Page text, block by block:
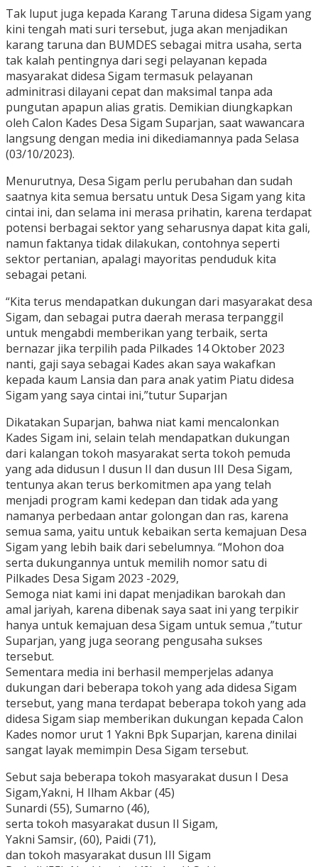
Tak luput juga kepada Karang Taruna didesa Sigam yang
kini tengah mati suri tersebut, juga akan menjadikan
karang taruna dan BUMDES sebagai mitra usaha, serta
tak kalah pentingnya dari segi pelayanan kepada
masyarakat didesa Sigam termasuk pelayanan
adminitrasi dilayani cepat dan maksimal tanpa ada
pungutan apapun alias gratis. Demikian diungkapkan
oleh Calon Kades Desa Sigam Suparjan, saat wawancara
langsung dengan media ini dikediamannya pada Selasa
(03/10/2023).
Menurutnya, Desa Sigam perlu perubahan dan sudah
saatnya kita semua bersatu untuk Desa Sigam yang kita
cintai ini, dan selama ini merasa prihatin, karena terdapat
potensi berbagai sektor yang seharusnya dapat kita gali,
namun faktanya tidak dilakukan, contohnya seperti
sektor pertanian, apalagi mayoritas penduduk kita
sebagai petani.
“Kita terus mendapatkan dukungan dari masyarakat desa
Sigam, dan sebagai putra daerah merasa terpanggil
untuk mengabdi memberikan yang terbaik, serta
bernazar jika terpilih pada Pilkades 14 Oktober 2023
nanti, gaji saya sebagai Kades akan saya wakafkan
kepada kaum Lansia dan para anak yatim Piatu didesa
Sigam yang saya cintai ini,”tutur Suparjan
Dikatakan Suparjan, bahwa niat kami mencalonkan
Kades Sigam ini, selain telah mendapatkan dukungan
dari kalangan tokoh masyarakat serta tokoh pemuda
yang ada didusun I dusun II dan dusun III Desa Sigam,
tentunya akan terus berkomitmen apa yang telah
menjadi program kami kedepan dan tidak ada yang
namanya perbedaan antar golongan dan ras, karena
semua sama, yaitu untuk kebaikan serta kemajuan Desa
Sigam yang lebih baik dari sebelumnya. “Mohon doa
serta dukungannya untuk memilih nomor satu di
Pilkades Desa Sigam 2023 -2029,
Semoga niat kami ini dapat menjadikan barokah dan
amal jariyah, karena dibenak saya saat ini yang terpikir
hanya untuk kemajuan desa Sigam untuk semua ,”tutur
Suparjan, yang juga seorang pengusaha sukses
tersebut.
Sementara media ini berhasil memperjelas adanya
dukungan dari beberapa tokoh yang ada didesa Sigam
tersebut, yang mana terdapat beberapa tokoh yang ada
didesa Sigam siap memberikan dukungan kepada Calon
Kades nomor urut 1 Yakni Bpk Suparjan, karena dinilai
sangat layak memimpin Desa Sigam tersebut.
Sebut saja beberapa tokoh masyarakat dusun I Desa
Sigam,Yakni, H Ilham Akbar (45)
Sunardi (55), Sumarno (46),
serta tokoh masyarakat dusun II Sigam,
Yakni Samsir, (60), Paidi (71),
dan tokoh masyarakat dusun III Sigam